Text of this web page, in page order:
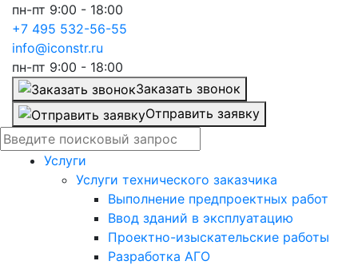
пн-пт 9:00 - 18:00
+7 495 532-56-55
info@iconstr.ru
пн-пт 9:00 - 18:00
Заказать звонок
Отправить заявку
Услуги
Услуги технического заказчика
Выполнение предпроектных работ
Ввод зданий в эксплуатацию
Проектно-изыскательские работы
Разработка АГО